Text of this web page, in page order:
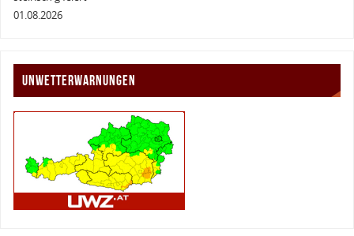
01.08.2026
UNWETTERWARNUNGEN